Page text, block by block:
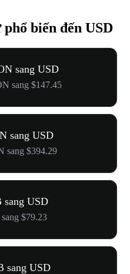
biến đến USD
sang USD
sang $147.45
sang USD
sang $394.29
USD
$79.23
sang USD